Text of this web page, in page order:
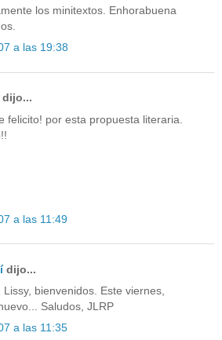
los minitextos. Enhorabuena
a las 19:38
dijo...
felicito! por esta propuesta literaria.
a las 11:49
dijo...
bienvenidos. Este viernes,
Saludos, JLRP
a las 11:35